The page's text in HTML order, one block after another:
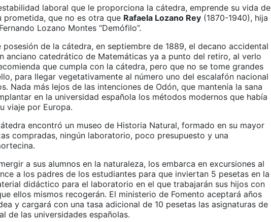
laboral que le proporciona la cátedra, emprende su vida de
prometida, que no es otra que Rafaela Lozano Rey (1870-1940), hija
Lozano Montes “Demófilo”.
posesión de la cátedra, en septiembre de 1889, el decano accidental
anciano catedrático de Matemáticas ya a punto del retiro, al verlo
que cumpla con la cátedra, pero que no se tome grandes
para llegar vegetativamente al número uno del escalafón nacional
Nada más lejos de las intenciones de Odón, que mantenía la sana
en la universidad española los métodos modernos que había
viaje por Europa.
encontró un museo de Historia Natural, formado en su mayor
compradas, ningún laboratorio, poco presupuesto y una
a sus alumnos en la naturaleza, los embarca en excursiones al
a los padres de los estudiantes para que inviertan 5 pesetas en la
didáctico para el laboratorio en el que trabajarán sus hijos con
ellos mismos recogerán. El ministerio de Fomento aceptará años
y cargará con una tasa adicional de 10 pesetas las asignaturas de
de las universidades españolas.